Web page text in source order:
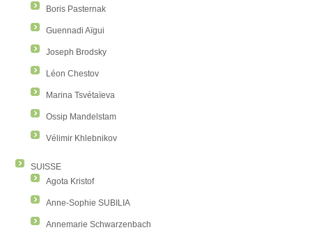
Boris Pasternak
Guennadi Aïgui
Joseph Brodsky
Léon Chestov
Marina Tsvétaïeva
Ossip Mandelstam
Vélimir Khlebnikov
SUISSE
Agota Kristof
Anne-Sophie SUBILIA
Annemarie Schwarzenbach